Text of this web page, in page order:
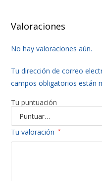
Valoraciones
No hay valoraciones aún.
Tu dirección de correo
campos obligatorios están
Tu puntuación
Tu valoración *